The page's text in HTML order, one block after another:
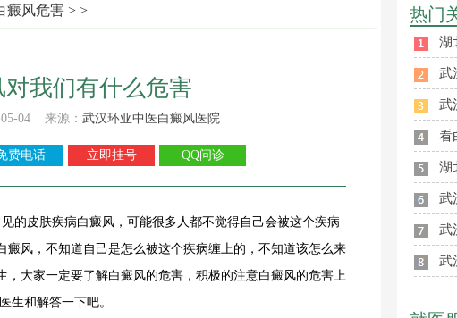
癜风危害 > >
对我们有什么危害
05-04 来源： 武汉环亚中医白癜风医院
费电话 立即挂号 QQ问诊
的皮肤疾病白癜风，可能很多人都不觉得自己会被这个疾病
癜风，不知道自己是怎么被这个疾病缠上的，不知道该怎么来
，大家一定要了解白癜风的危害，积极的注意白癜风的危害上
生和解答一下吧。
热门
湖
武
武
看
湖
武
武
武